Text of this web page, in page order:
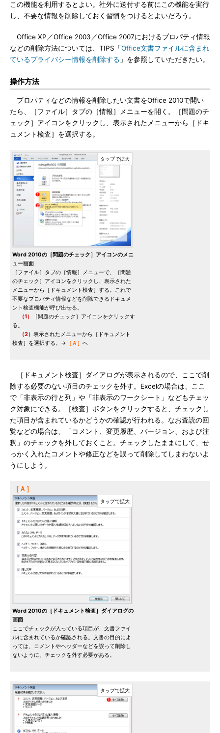
この機能を利用するとよい。社外に送付する前にこの機能を実行
し、不要な情報を削除しておく習慣をつけるとよいだろう。
Office XP／Office 2003／Office 2007におけるプロパティ情報
などの削除方法については、TIPS「Office文書ファイルに含まれ
ているプライバシー情報を削除する 」を参照していただきたい。
操作方法
プロパティなどの情報を削除したい文書をOffice 2010で開い
たら、［ファイル］タブの［情報］メニューを開く。［問題のチ
ェック］アイコンをクリックし、表示されたメニューから［ドキ
ュメント検査］を選択する。
Word 2010の［問題のチェック］アイコンのメニ
ュー画面
［ファイル］タブの［情報］メニューで、［問題
のチェック］アイコンをクリックし、表示された
メニューから［ドキュメント検査］する。これで
不要なプロパティ情報などを削除できるドキュメ
ント検査機能が呼び出せる。
（1）
［問題のチェック］アイコンをクリックす
る。
（2） 表示されたメニューから［ドキュメント
検査］を選択する。→ ［Ａ］ へ
［ドキュメント検査］ダイアログが表示されるので、ここで削
除する必要のない項目のチェックを外す。Excelの場合は、ここ
で「非表示の行と列」や「非表示のワークシート」などもチェッ
ク対象にできる。［検査］ボタンをクリックすると、チェックし
た項目が含まれているかどうかの確認が行われる。なお査読の回
覧などの場合は、「コメント、変更履歴、バージョン、および注
釈」のチェックを外しておくこと。チェックしたままにして、せ
っかく入れたコメントや修正などを誤って削除してしまわないよ
うにしよう。
［Ａ］
Word 2010の［ドキュメント検査］ダイアログの
画面
ここでチェックが入っている項目が、文書ファイ
ルに含まれているか確認される。文書の目的によ
っては、コメントやヘッダーなどを誤って削除し
ないように、チェックを外す必要がある。